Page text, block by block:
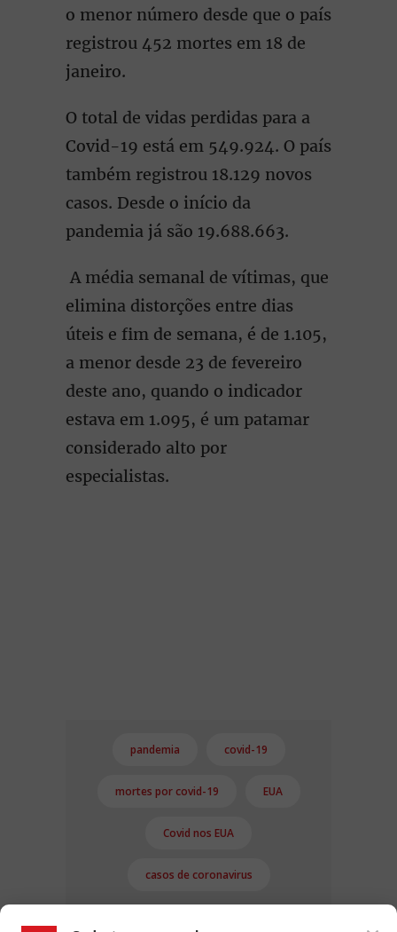
o menor número desde que o país
registrou 452 mortes em 18 de
janeiro.
O total de vidas perdidas para a
Covid-19 está em 549.924. O país
também registrou 18.129 novos
casos. Desde o início da
pandemia já são 19.688.663.
A média semanal de vítimas, que
elimina distorções entre dias
úteis e fim de semana, é de 1.105,
a menor desde 23 de fevereiro
deste ano, quando o indicador
estava em 1.095, é um patamar
considerado alto por
especialistas.
pandemia covid-19
mortes por covid-19 EUA
Covid nos EUA
casos de coronavirus